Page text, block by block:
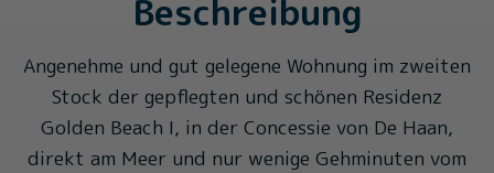
Beschreibung
Angenehme und gut gelegene Wohnung im zweiten
Stock der gepflegten und schönen Residenz
Golden Beach I, in der Concessie von De Haan,
direkt am Meer und nur wenige Gehminuten vom